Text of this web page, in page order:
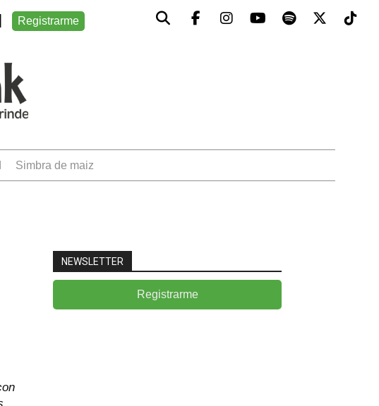
Registrarme
simbra de maiz
NEWSLETTER
Registrarme